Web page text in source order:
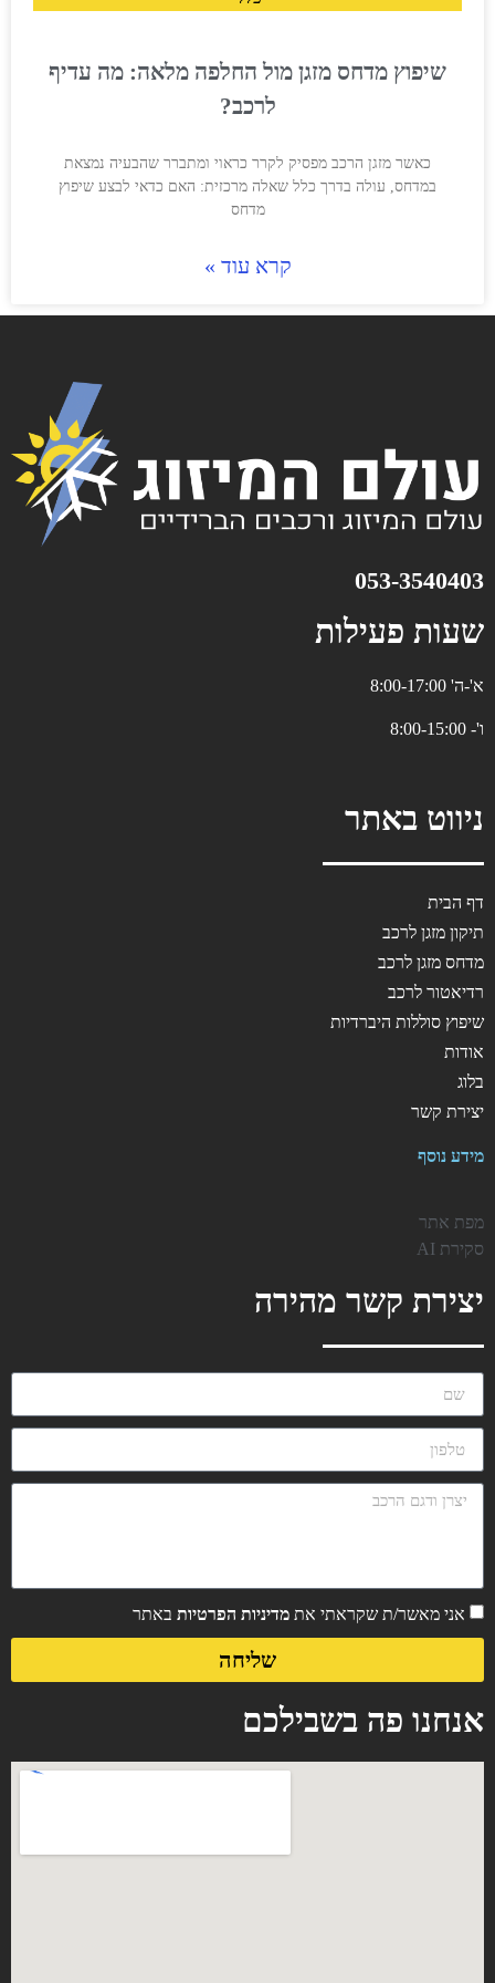
שיפוץ מדחס מזגן מול החלפה מלאה: מה עדיף
לרכב?
כאשר מזגן הרכב מפסיק לקרר כראוי ומתברר שהבעיה נמצאת
במדחס, עולה בדרך כלל שאלה מרכזית: האם כדאי לבצע שיפוץ
מדחס
קרא עוד »
053-3540403⁩
שעות פעילות
א'-ה' 8:00-17:00
ו'- 8:00-15:00
ניווט באתר
דף הבית
תיקון מזגן לרכב
מדחס מזגן לרכב
רדיאטור לרכב
שיפוץ סוללות היברדיות
אודות
בלוג
יצירת קשר
מידע נוסף
מפת אתר
סקירת AI
יצירת קשר מהירה
אני מאשר/ת שקראתי את מדיניות הפרטיות באתר
שליחה
אנחנו פה בשבילכם